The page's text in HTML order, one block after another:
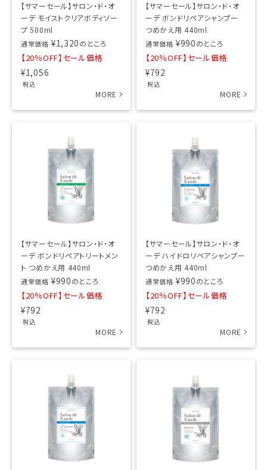
【サマーセール】サロン・ド・オ
ーデ モイストクリアボディソー
プ 500ml
通常価格 ¥1,320のところ
【20％OFF】セール価格
¥1,056
税込
【サマーセール】サロン・ド・オ
ーデ ボンドリペアシャンプー
つめかえ用 440ml
通常価格 ¥990のところ
【20％OFF】セール価格
¥792
税込
【サマーセール】サロン・ド・オ
ーデ ボンドリペアトリートメン
ト つめかえ用 440ml
通常価格 ¥990のところ
【20％OFF】セール価格
¥792
税込
【サマーセール】サロン・ド・オ
ーデ ハイドロリペアシャンプー
つめかえ用 440ml
通常価格 ¥990のところ
【20％OFF】セール価格
¥792
税込